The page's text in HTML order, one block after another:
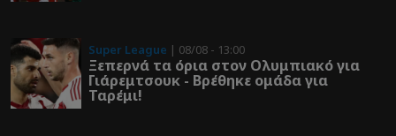
Super League | 08/08 - 13:00
Ξεπερνά τα όρια στον Ολυμπιακό για
Γιάρεμτσουκ - Βρέθηκε ομάδα για
Ταρέμι!